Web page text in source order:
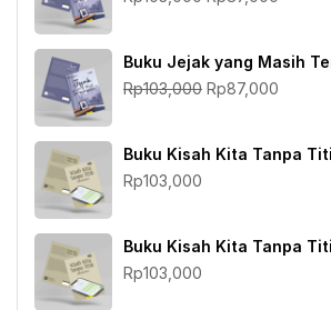
Rp103,000.
Buku Jejak yang Masih
Rp103,000 Harga
Rp103,000.
Rp87,000
adalah:
Buku Kisah Kita Tanpa
Rp103,000
Buku Kisah Kita Tanpa
Rp103,000